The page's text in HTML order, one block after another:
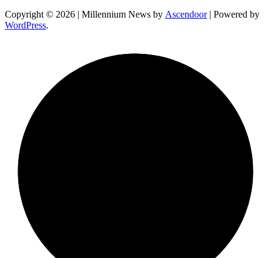
Copyright © 2026 | Millennium News by Ascendoor| Powered by
WordPress.